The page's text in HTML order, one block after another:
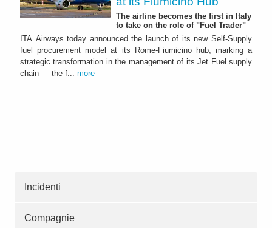
The airline becomes the first in Italy
to take on the role of "Fuel Trader"
ITA Airways today announced the launch of its new Self-Supply
fuel procurement model at its Rome-Fiumicino hub, marking a
strategic transformation in the management of its Jet Fuel supply
chain — the f... more
Incidenti
Compagnie